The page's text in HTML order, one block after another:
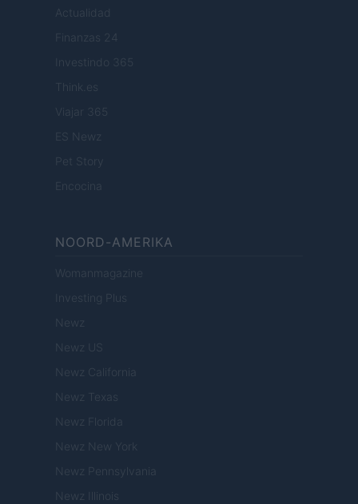
Actualidad
Finanzas 24
Investindo 365
Think.es
Viajar 365
ES Newz
Pet Story
Encocina
NOORD-AMERIKA
Womanmagazine
Investing Plus
Newz
Newz US
Newz California
Newz Texas
Newz Florida
Newz New York
Newz Pennsylvania
Newz Illinois